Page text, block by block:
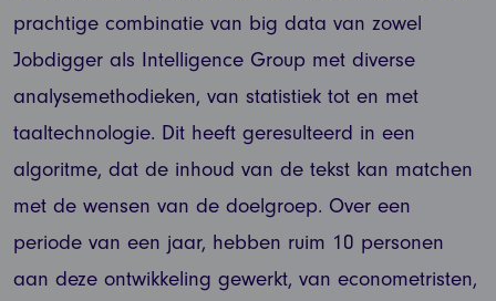
prachtige combinatie van big data van zowel
Jobdigger als Intelligence Group met diverse
analysemethodieken, van statistiek tot en met
taaltechnologie. Dit heeft geresulteerd in een
algoritme, dat de inhoud van de tekst kan matchen
met de wensen van de doelgroep. Over een
periode van een jaar, hebben ruim 10 personen
aan deze ontwikkeling gewerkt, van econometristen,